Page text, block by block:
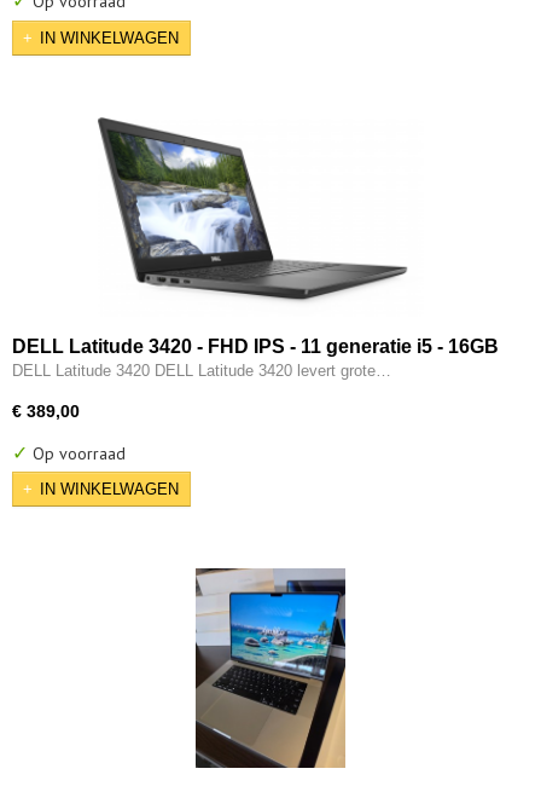
IN WINKELWAGEN
DELL Latitude 3420 - FHD IPS - 11 generatie i5 - 16GB
- 256GB - Intel Iris XE - Type-C - HDMI - W11 Pro
DELL Latitude 3420 DELL Latitude 3420 levert grote…
€ 389,00
✓ Op voorraad
IN WINKELWAGEN